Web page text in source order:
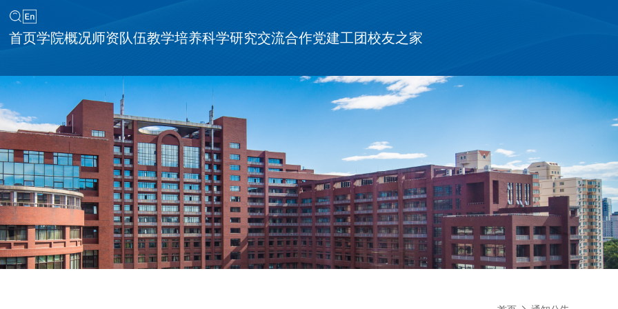
首页学院概况师资队伍教学培养科学研究交流合作党建工团校友之家